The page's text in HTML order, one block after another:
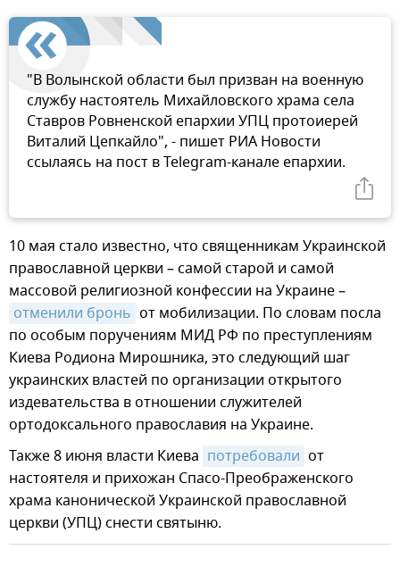
"В Волынской области был призван на военную
службу настоятель Михайловского храма села
Ставров Ровненской епархии УПЦ протоиерей
Виталий Цепкайло", - пишет РИА Новости
ссылаясь на пост в Telegram-канале епархии.
10 мая стало известно, что священникам Украинской
православной церкви – самой старой и самой
массовой религиозной конфессии на Украине –
отменили бронь от мобилизации. По словам посла
по особым поручениям МИД РФ по преступлениям
Киева Родиона Мирошника, это следующий шаг
украинских властей по организации открытого
издевательства в отношении служителей
ортодоксального православия на Украине.
Также 8 июня власти Киева потребовали от
настоятеля и прихожан Спасо-Преображенского
храма канонической Украинской православной
церкви (УПЦ) снести святыню.